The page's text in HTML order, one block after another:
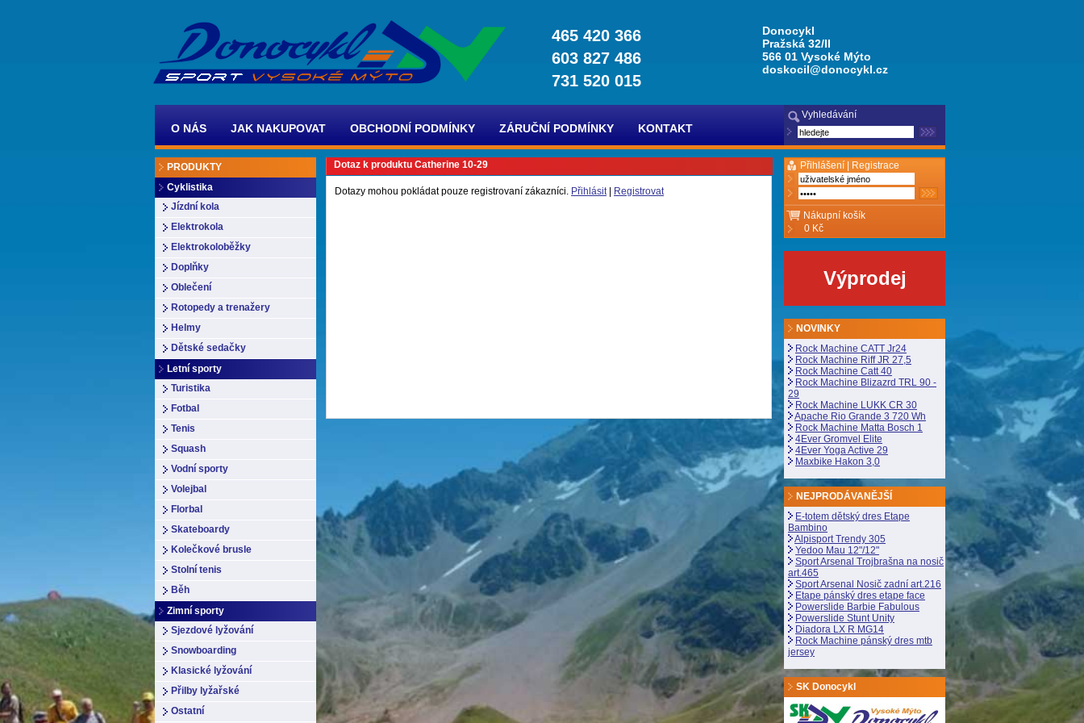
465 420 366
603 827 486
731 520 015
Donocykl
Pražská 32/II
566 01 Vysoké Mýto
doskocil@donocykl.cz
O NÁS JAK NAKUPOVAT OBCHODNÍ PODMÍNKY ZÁRUČNÍ PODMÍNKY KONTAKT
Vyhledávání
PRODUKTY
Cyklistika
Jízdní kola
Elektrokola
Elektrokoloběžky
Doplňky
Oblečení
Rotopedy a trenažery
Helmy
Dětské sedačky
Letní sporty
Turistika
Fotbal
Tenis
Squash
Vodní sporty
Volejbal
Florbal
Skateboardy
Kolečkové brusle
Stolní tenis
Běh
Zimní sporty
Sjezdové lyžování
Snowboarding
Klasické lyžování
Přilby lyžařské
Ostatní
Dotaz k produktu Catherine 10-29
Dotazy mohou pokládat pouze registrovaní zákazníci. Přihlásit| Registrovat
Přihlášení | Registrace
Nákupní košík
0 Kč
Výprodej
NOVINKY
Rock Machine CATT Jr24
Rock Machine Riff JR 27,5
Rock Machine Catt 40
Rock Machine Blizazrd TRL 90 -
29
Rock Machine LUKK CR 30
Apache Rio Grande 3 720 Wh
Rock Machine Matta Bosch 1
4Ever Gromvel Elite
4Ever Yoga Active 29
Maxbike Hakon 3,0
NEJPRODÁVANĚJŠÍ
E-totem dětský dres Etape
Bambino
Alpisport Trendy 305
Yedoo Mau 12"/12"
Sport Arsenal Trojbrašna na nosič
art.465
Sport Arsenal Nosič zadní art.216
Etape pánský dres etape face
Powerslide Barbie Fabulous
Powerslide Stunt Unity
Diadora LX R MG14
Rock Machine pánský dres mtb
jersey
SK Donocykl